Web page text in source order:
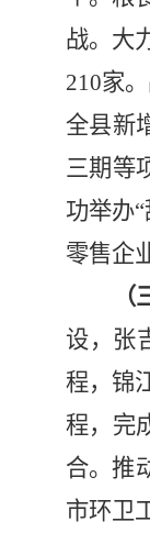
战。大
210家
全县新
三期等
功举办
零售企
设，张
程，锦
程，完
合。推
市环卫